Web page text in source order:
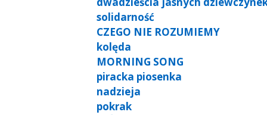
solidarność
CZEGO NIE ROZUMIEMY
kolęda
MORNING SONG
piracka piosenka
nadzieja
pokrak